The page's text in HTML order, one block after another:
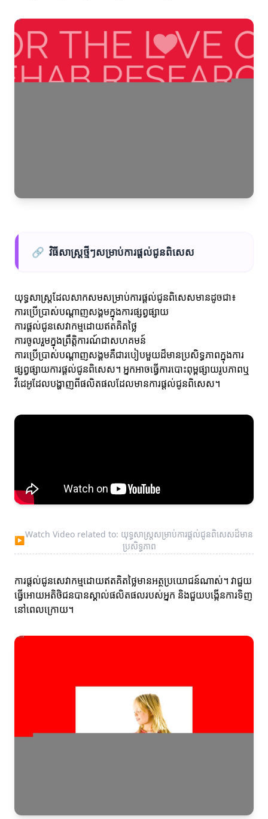
🔗 វិធីសាស្ត្រថ្មីៗសម្រាប់ការផ្តល់ជូនពិសេស
យុទ្ធសាស្ត្រដែលសាកសមសម្រាប់ការផ្តល់ជូនពិសេសមានដូចជា៖
ការប្រើប្រាស់បណ្ដាញសង្គមក្នុងការផ្សព្វផ្សាយ
ការផ្តល់ជូនសេវាកម្មដោយឥតគិតថ្លៃ
ការចូលរួមក្នុងព្រឹត្តិការណ៍ជាសហគមន៍
ការប្រើប្រាស់បណ្ដាញសង្គមគឺជារបៀបមួយដ៏មានប្រសិទ្ធភាពក្នុងការ
ផ្សព្វផ្សាយការផ្តល់ជូនពិសេស។ អ្នកអាចធ្វើការបោះពុម្ពផ្សាយរូបភាពឬ
វីដេអូដែលបង្ហាញពីផលិតផលដែលមានការផ្តល់ជូនពិសេស។
▶
Watch Video related to: យុទ្ធសាស្ត្រសម្រាប់ការផ្តល់ជូនពិសេសដ៏មាន
ប្រសិទ្ធភាព
ការផ្តល់ជូនសេវាកម្មដោយឥតគិតថ្លៃមានអត្ថប្រយោជន៍ណាស់។ វាជួយ
ធ្វើអោយអតិថិជនបានស្គាល់ផលិតផលរបស់អ្នក និងជួយបង្កើនការទិញ
នៅពេលក្រោយ។